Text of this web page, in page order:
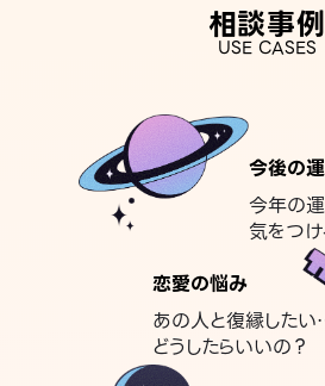
相談事例
USE CASES
今後の
今年の
気をつけ
恋愛の悩み
あの人と復縁した
どうしたらいいの？